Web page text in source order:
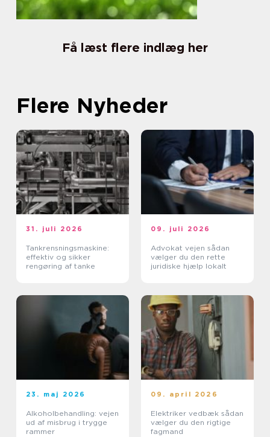
Få læst flere indlæg her
Flere Nyheder
31. juli 2026
Tankrensningsmaskine:
effektiv og sikker
rengøring af tanke
09. juli 2026
Advokat vejen sådan
vælger du den rette
juridiske hjælp lokalt
23. maj 2026
Alkoholbehandling: vejen
ud af misbrug i trygge
rammer
09. april 2026
Elektriker vedbæk sådan
vælger du den rigtige
fagmand